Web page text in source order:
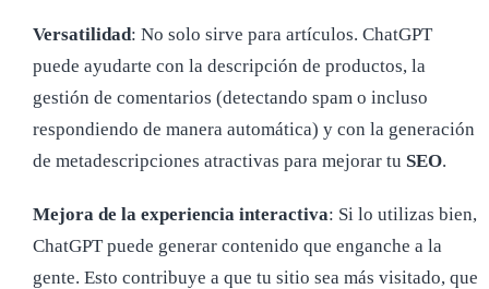
Versatilidad: No solo sirve para artículos. ChatGPT
puede ayudarte con la descripción de productos, la
gestión de comentarios (detectando spam o incluso
respondiendo de manera automática) y con la generación
de metadescripciones atractivas para mejorar tu SEO.
Mejora de la experiencia interactiva: Si lo utilizas bien,
ChatGPT puede generar contenido que enganche a la
gente. Esto contribuye a que tu sitio sea más visitado, que